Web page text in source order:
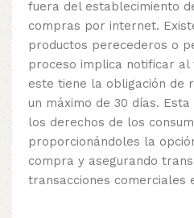
fuera del establecimiento
compras por internet.
productos perecederos o
proceso implica notificar
este tiene la obligación de
un máximo de 30 días.
los derechos de los
proporcionándoles la
compra y asegurando
transacciones comerciales